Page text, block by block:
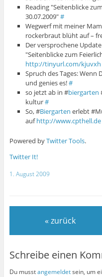
Reading "Seitenblicke
30.07.2009"#
Wegwerf mit meiner
rockerbraut blüht auf –
Der versprochene
"Seitenblicke zum
http://tinyurl.com/kjuvxh
Spruch des Tages: Wenn
und genies es!#
so jetzt ab in #biergarten
kultur#
So, #Biergarten erlebt
aufhttp://www.cpthell.de
Powered byTwitter Tools.
Twitter It!
1. August 2009
« zurück
Schreibe einen
Du musstangemeldetsein, um